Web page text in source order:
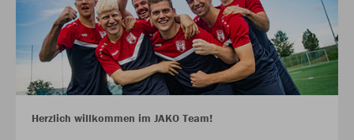
Herzlich willkommen im JAKO Team!